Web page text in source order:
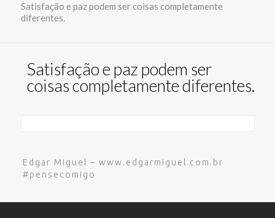
Satisfação e paz podem ser coisas completamente
diferentes.
Satisfação e paz podem ser
coisas completamente diferentes.
Edgar Miguel – www.edgarmiguel.com.br
#pensecomigo